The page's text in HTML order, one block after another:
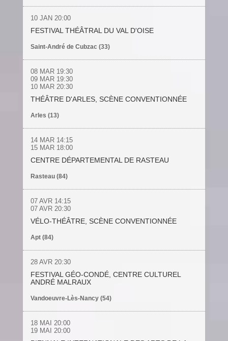
10 JAN 20:00
FESTIVAL THÉÂTRAL DU VAL D'OISE
Saint-André de Cubzac (33)
08 MAR19:30
09 MAR19:30
10 MAR20:30
THÉÂTRE D'ARLES, SCÈNE CONVENTIONNÉE
Arles (13)
14 MAR14:15
15 MAR18:00
CENTRE DÉPARTEMENTAL DE RASTEAU
Rasteau (84)
07 AVR14:15
07 AVR20:30
VÉLO-THÉÂTRE, SCÈNE CONVENTIONNÉE
Apt (84)
28 AVR20:30
FESTIVAL GÉO-CONDÉ, CENTRE CULTUREL
ANDRÉ MALRAUX
Vandoeuvre-Lès-Nancy (54)
18 MAI 20:00
19 MAI 20:00